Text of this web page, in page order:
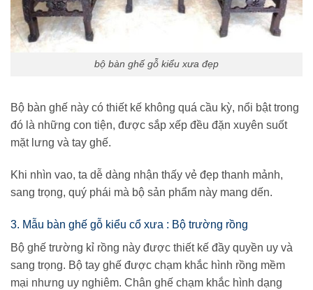
bộ bàn ghế gỗ kiểu xưa đẹp
Bộ bàn ghế này có thiết kế không quá cầu kỳ, nổi bật trong
đó là những con tiện, được sắp xếp đều đặn xuyên suốt
mặt lưng và tay ghế.
Khi nhìn vao, ta dễ dàng nhận thấy vẻ đẹp thanh mảnh,
sang trọng, quý phái mà bộ sản phẩm này mang dến.
3. Mẫu bàn ghế gỗ kiểu cổ xưa : Bộ trường rồng
Bộ ghế trường kỉ rồng này được thiết kế đầy quyền uy và
sang trọng. Bộ tay ghế được chạm khắc hình rồng mềm
mại nhưng uy nghiêm. Chân ghế chạm khắc hình dạng